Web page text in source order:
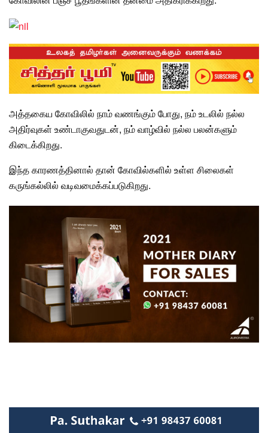
அத்தகைய கோவிலில் நாம் வணங்கும் போது, நம் உடலில் நல்ல
அதிர்வுகள் உண்டாகுவதுடன், நம் வாழ்வில் நல்ல பலன்களும்
கிடைக்கிறது.
இந்த காரணத்தினால் தான் கோவில்களில் உள்ள சிலைகள்
கருங்கல்லில் வடிவமைக்கப்படுகிறது.